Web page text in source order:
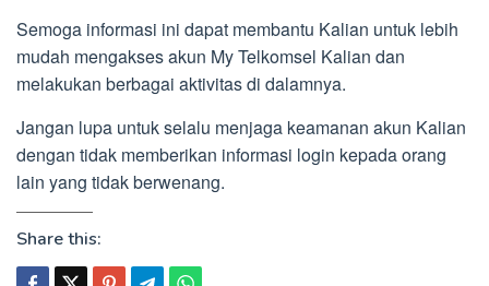
Semoga informasi ini dapat membantu Kalian untuk lebih
mudah mengakses akun My Telkomsel Kalian dan
melakukan berbagai aktivitas di dalamnya.
Jangan lupa untuk selalu menjaga keamanan akun Kalian
dengan tidak memberikan informasi login kepada orang
lain yang tidak berwenang.
Share this: